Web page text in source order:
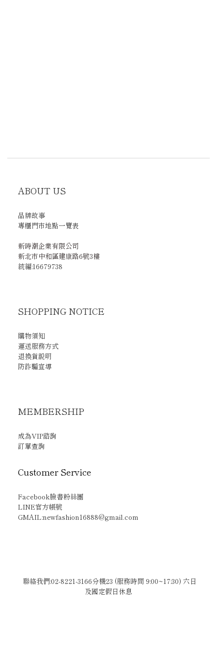
ABOUT US
品牌故事
專櫃門市地點一覽表
新時潮企業有限公司
新北市中和區建康路6號3樓
統編:16679738
SHOPPING NOTICE
購物須知
運送服務方式
退換貨說明
防詐騙宣導
MEMBERSHIP
成為VIP諮詢
訂單查詢
Customer Service
Facebook臉書粉絲團
LINE官方帳號
GMAIL:newfashion16888@gmail.com
聯絡我們:02-8221-3166分機23 (服務時間 9:00~17:30) 六日
及國定假日休息